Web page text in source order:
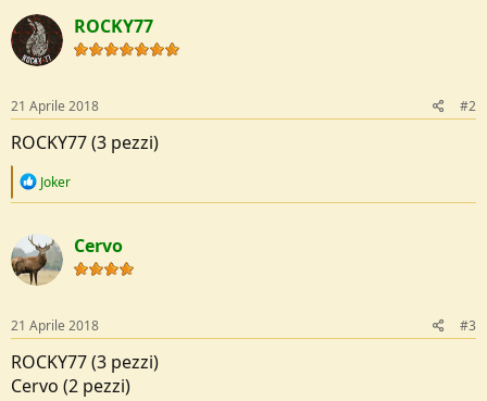
t
i
o
n
ROCKY77
21 Aprile 2018 #2
ROCKY77 (3 pezzi)
R
c
t
i
o
s
:
Joker
Cervo
21 Aprile 2018 #3
ROCKY77 (3 pezzi)
Cervo (2 pezzi)